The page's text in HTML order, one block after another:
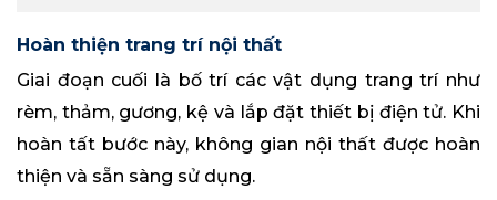
Hoàn thiện trang trí nội thất
Giai đoạn cuối là bố trí các vật dụng trang trí như
rèm, thảm, gương, kệ và lắp đặt thiết bị điện tử. Khi
hoàn tất bước này, không gian nội thất được hoàn
thiện và sẵn sàng sử dụng.